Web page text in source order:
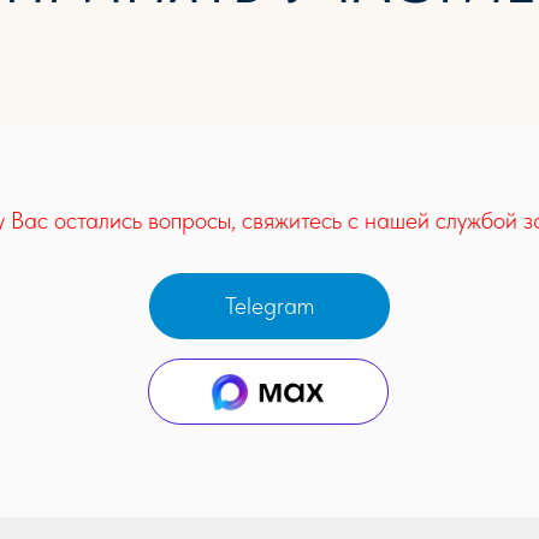
Вас остались вопросы, свяжитесь с нашей службой
Telegram